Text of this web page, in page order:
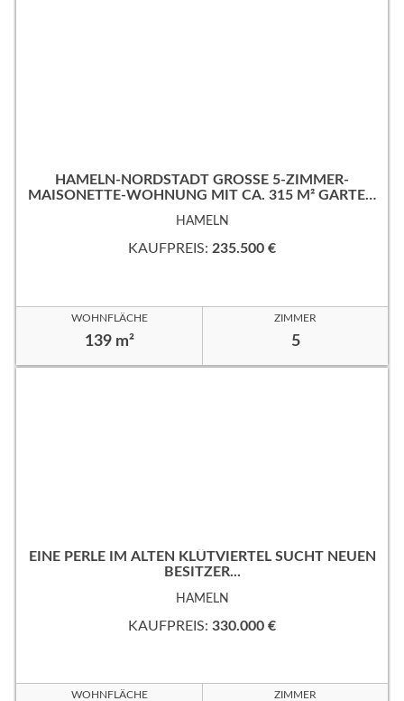
HAMELN-NORDSTADT GROSSE 5-ZIMMER-M
AISONETTE-WOHNUNG MIT CA. 315 M² GARTEN
HAMELN
KAUFPREIS: 235.500 €
WOHNFLÄCHE
139 m²
ZIMMER
5
EINE PERLE IM ALTEN KLÜTVIERTEL SUCHT NEUEN
BESITZER...
HAMELN
KAUFPREIS: 330.000 €
WOHNFLÄCHE ZIMMER